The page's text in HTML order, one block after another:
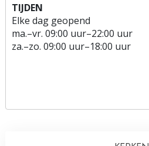
TIJDEN
Elke dag geopend
ma.–vr. 09:00 uur–22:00 uur
za.–zo. 09:00 uur–18:00 uur